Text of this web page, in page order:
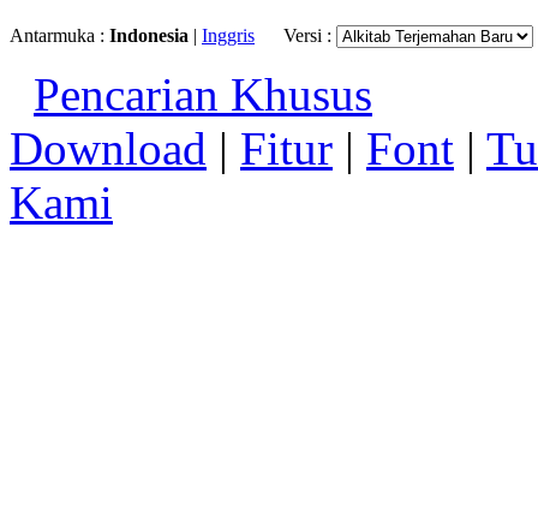
Antarmuka : Indonesia | Inggris Versi :
Pencarian Khusus
Download | Fitur | Font |
Kami